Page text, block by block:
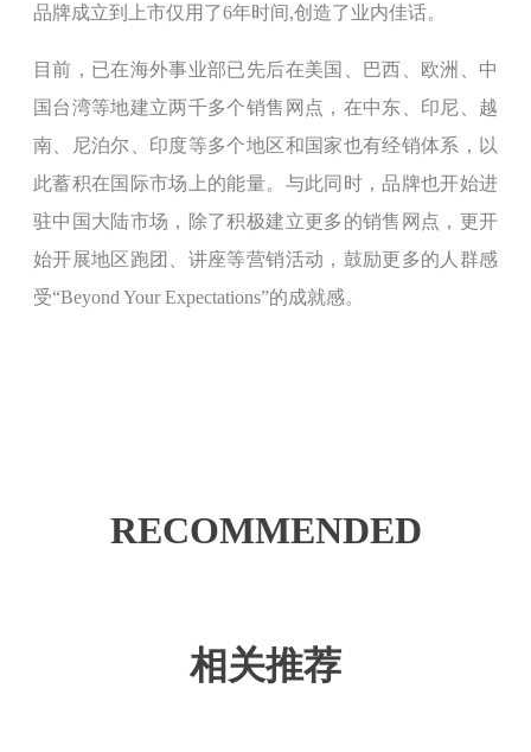
品牌成立到上市仅用了6年时间,创造了业内佳话。
目前，已在海外事业部已先后在美国、巴西、欧洲、中
国台湾等地建立两千多个销售网点，在中东、印尼、越
南、尼泊尔、印度等多个地区和国家也有经销体系，以
此蓄积在国际市场上的能量。与此同时，品牌也开始进
驻中国大陆市场，除了积极建立更多的销售网点，更开
始开展地区跑团、讲座等营销活动，鼓励更多的人群感
受“Beyond Your Expectations”的成就感。
RECOMMENDED
相关推荐